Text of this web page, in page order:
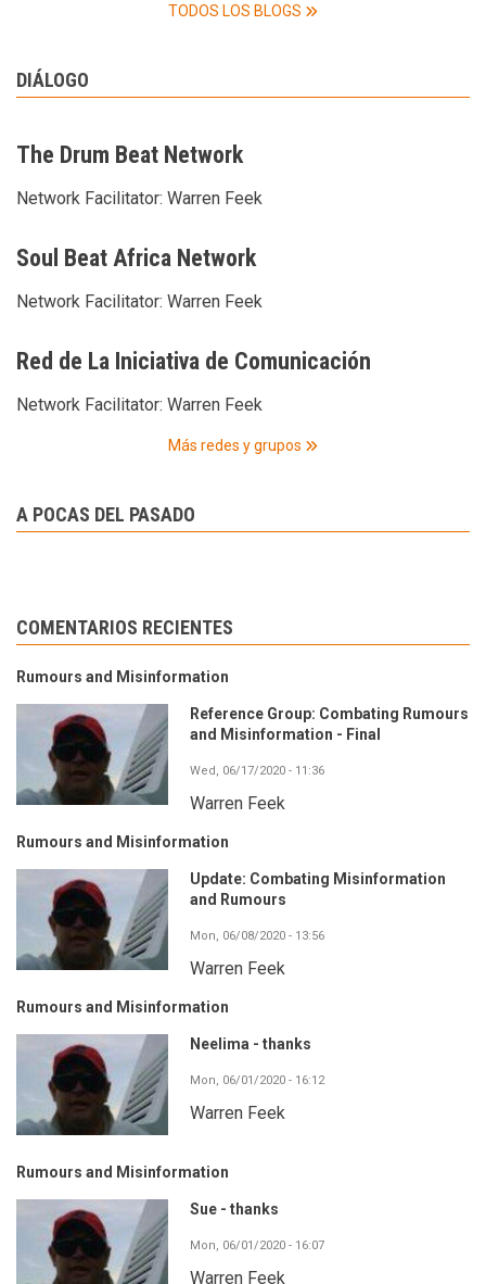
TODOS LOS BLOGS
DIÁLOGO
The Drum Beat Network
Network Facilitator: Warren Feek
Soul Beat Africa Network
Network Facilitator: Warren Feek
Red de La Iniciativa de Comunicación
Network Facilitator: Warren Feek
Más redes y grupos
A POCAS DEL PASADO
COMENTARIOS RECIENTES
Rumours and Misinformation
Reference Group: Combating Rumours
and Misinformation - Final
Wed, 06/17/2020 - 11:36
Warren Feek
Rumours and Misinformation
Update: Combating Misinformation
and Rumours
Mon, 06/08/2020 - 13:56
Warren Feek
Rumours and Misinformation
Neelima - thanks
Mon, 06/01/2020 - 16:12
Warren Feek
Rumours and Misinformation
Sue - thanks
Mon, 06/01/2020 - 16:07
Warren Feek